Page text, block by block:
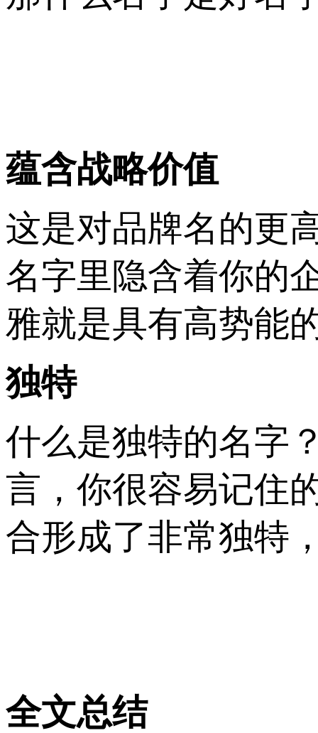
蕴含战略价值
这是对品牌名的更
名字里隐含着你的
雅就是具有高势能
独特
什么是独特的名字
言，你很容易记住
合形成了非常独特
全文总结